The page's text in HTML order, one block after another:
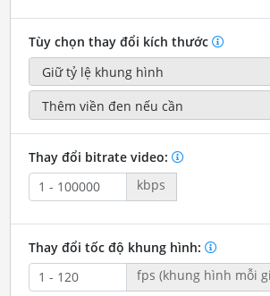
Tùy chọn thay đổi kích thước
Thay đổi bitrate video:
kbps
Thay đổi tốc độ khung hình:
fps (khung hình mỗi